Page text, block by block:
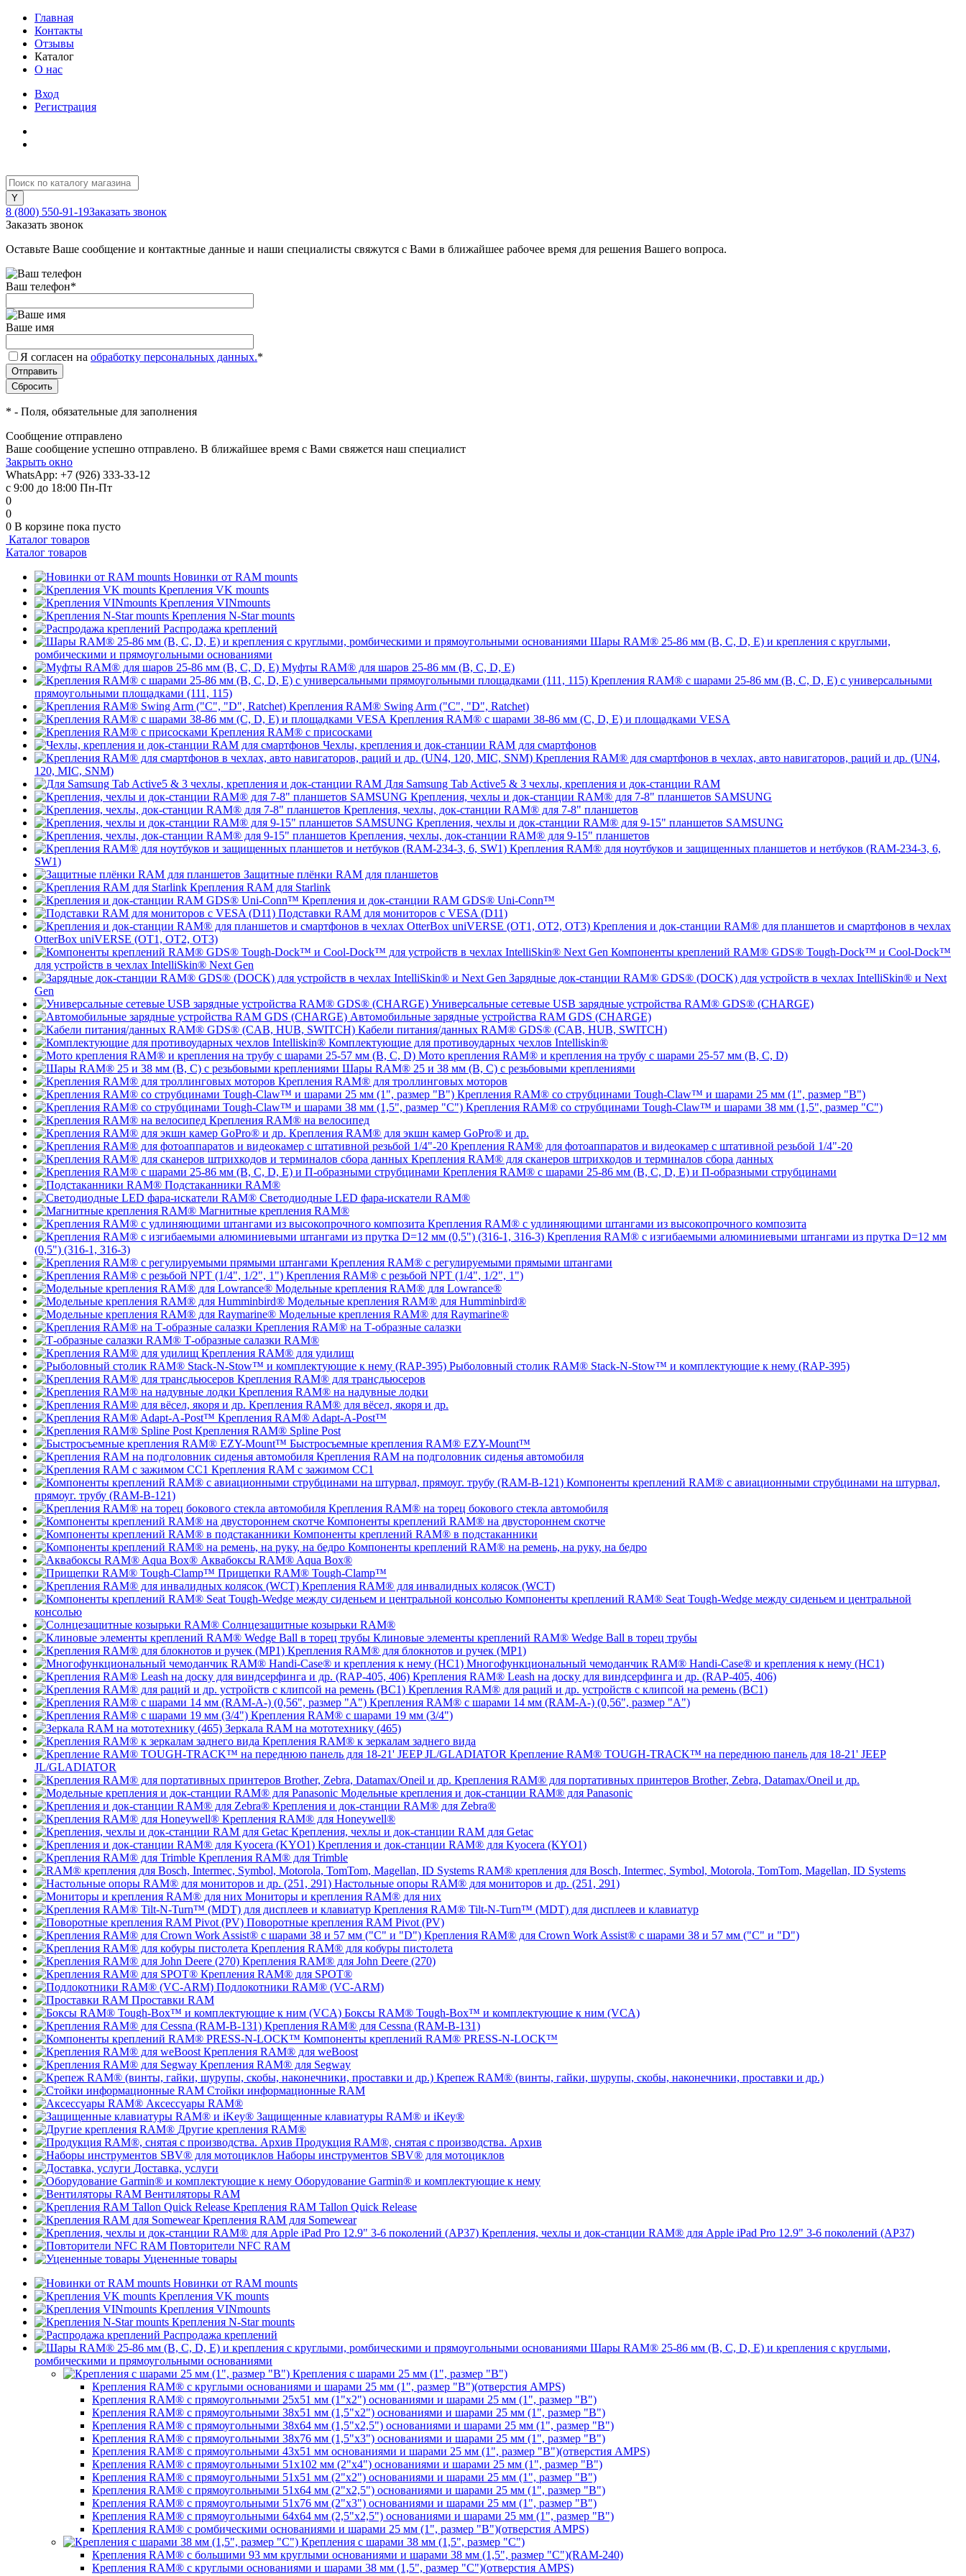
Главная
Контакты
Отзывы
Каталог
О нас
Вход
Регистрация
8 (800) 550-91-19Заказать звонок
Заказать звонок
Оставьте Ваше сообщение и контактные данные и наши специалисты свяжутся с Вами в ближайшее рабочее время для решения Вашего вопроса.
Ваш телефон*
Ваше имя
Я согласен на обработку персональных данных.*
* - Поля, обязательные для заполнения
Сообщение отправлено
Ваше сообщение успешно отправлено. В ближайшее время с Вами свяжется наш специалист
Закрыть окно
WhatsApp: +7 (926) 333-33-12
с 9:00 до 18:00 Пн-Пт
0
0
0 В корзине пока пусто
Каталог товаров
Каталог товаров
Новинки от RAM mounts
Крепления VK mounts
Крепления VINmounts
Крепления N-Star mounts
Распродажа креплений
Шары RAM® 25-86 мм (B, C, D, E) и крепления с круглыми,
ромбическими и прямоугольными основаниями
Муфты RAM® для шаров 25-86 мм (B, C, D, E)
Крепления RAM® с шарами 25-86 мм (B, C, D, E) с универсальными
прямоугольными площадками (111, 115)
Крепления RAM® Swing Arm ("C", "D", Ratchet)
Крепления RAM® с шарами 38-86 мм (C, D, E) и площадками VESA
Крепления RAM® с присосками
Чехлы, крепления и док-станции RAM для смартфонов
Крепления RAM® для смартфонов в чехлах, авто навигаторов, раций и др. (UN4,
120, MIC, SNM)
Для Samsung Tab Active5 & 3 чехлы, крепления и док-станции RAM
Крепления, чехлы и док-станции RAM® для 7-8" планшетов SAMSUNG
Крепления, чехлы, док-станции RAM® для 7-8" планшетов
Крепления, чехлы и док-станции RAM® для 9-15" планшетов SAMSUNG
Крепления, чехлы, док-станции RAM® для 9-15" планшетов
Крепления RAM® для ноутбуков и защищенных планшетов и нетбуков (RAM-234-3, 6,
SW1)
Защитные плёнки RAM для планшетов
Крепления RAM для Starlink
Крепления и док-станции RAM GDS® Uni-Conn™
Подставки RAM для мониторов с VESA (D11)
Крепления и док-станции RAM® для планшетов и смартфонов в чехлах
OtterBox uniVERSE (OT1, OT2, OT3)
Компоненты креплений RAM® GDS® Tough-Dock™ и Cool-Dock™
для устройств в чехлах IntelliSkin® Next Gen
Зарядные док-станции RAM® GDS® (DOCK) для устройств в чехлах IntelliSkin® и Next
Gen
Универсальные сетевые USB зарядные устройства RAM® GDS® (CHARGE)
Автомобильные зарядные устройства RAM GDS (CHARGE)
Кабели питания/данных RAM® GDS® (CAB, HUB, SWITCH)
Комплектующие для противоударных чехлов Intelliskin®
Мото крепления RAM® и крепления на трубу с шарами 25-57 мм (B, C, D)
Шары RAM® 25 и 38 мм (B, C) с резьбовыми креплениями
Крепления RAM® для троллинговых моторов
Крепления RAM® со струбцинами Tough-Claw™ и шарами 25 мм (1", размер "B")
Крепления RAM® со струбцинами Tough-Claw™ и шарами 38 мм (1,5", размер "C")
Крепления RAM® на велосипед
Крепления RAM® для экшн камер GoPro® и др.
Крепления RAM® для фотоаппаратов и видеокамер с штативной резьбой 1/4"-20
Крепления RAM® для сканеров штрихкодов и терминалов сбора данных
Крепления RAM® с шарами 25-86 мм (B, C, D, E) и П-образными струбцинами
Подстаканники RAM®
Светодиодные LED фара-искатели RAM®
Магнитные крепления RAM®
Крепления RAM® с удлиняющими штангами из высокопрочного композита
Крепления RAM® с изгибаемыми алюминиевыми штангами из прутка D=12 мм
(0,5") (316-1, 316-3)
Крепления RAM® c регулируемыми прямыми штангами
Крепления RAM® с резьбой NPT (1/4", 1/2", 1")
Модельные крепления RAM® для Lowrance®
Модельные крепления RAM® для Humminbird®
Модельные крепления RAM® для Raymarine®
Крепления RAM® на Т-образные салазки
Т-образные салазки RAM®
Крепления RAM® для удилищ
Рыболовный столик RAM® Stack-N-Stow™ и комплектующие к нему (RAP-395)
Крепления RAM® для трансдьюсеров
Крепления RAM® на надувные лодки
Крепления RAM® для вёсел, якоря и др.
Крепления RAM® Adapt-A-Post™
Крепления RAM® Spline Post
Быстросъемные крепления RAM® EZY-Mount™
Крепления RAM на подголовник сиденья автомобиля
Крепления RAM с зажимом СС1
Компоненты креплений RAM® с авиационными струбцинами на штурвал,
прямоуг. трубу (RAM-B-121)
Крепления RAM® на торец бокового стекла автомобиля
Компоненты креплений RAM® на двустороннем скотче
Компоненты креплений RAM® в подстаканники
Компоненты креплений RAM® на ремень, на руку, на бедро
Аквабоксы RAM® Aqua Box®
Прищепки RAM® Tough-Clamp™
Крепления RAM® для инвалидных колясок (WCT)
Компоненты креплений RAM® Seat Tough-Wedge между сиденьем и центральной
консолью
Солнцезащитные козырьки RAM®
Клиновые элементы креплений RAM® Wedge Ball в торец трубы
Крепления RAM® для блокнотов и ручек (MP1)
Многофункциональный чемоданчик RAM® Handi-Case® и крепления к нему (HC1)
Крепления RAM® Leash на доску для виндсерфинга и др. (RAP-405, 406)
Крепления RAM® для раций и др. устройств с клипсой на ремень (BC1)
Крепления RAM® с шарами 14 мм (RAM-A-) (0,56", размер "A")
Крепления RAM® с шарами 19 мм (3/4")
Зеркала RAM на мототехнику (465)
Крепления RAM® к зеркалам заднего вида
Крепление RAM® TOUGH-TRACK™ на переднюю панель для 18-21' JEEP
JL/GLADIATOR
Крепления RAM® для портативных принтеров Brother, Zebra, Datamax/Oneil и др.
Модельные крепления и док-станции RAM® для Panasonic
Крепления и док-станции RAM® для Zebra®
Крепления RAM® для Honeywell®
Крепления, чехлы и док-станции RAM для Getac
Крепления и док-станции RAM® для Kyocera (KYO1)
Крепления RAM® для Trimble
RAM® крепления для Bosch, Intermec, Symbol, Motorola, TomTom, Magellan, ID Systems
Настольные опоры RAM® для мониторов и др. (251, 291)
Мониторы и крепления RAM® для них
Крепления RAM® Tilt-N-Turn™ (MDT) для дисплеев и клавиатур
Поворотные крепления RAM Pivot (PV)
Крепления RAM® для Crown Work Assist® с шарами 38 и 57 мм ("C" и "D")
Крепления RAM® для кобуры пистолета
Крепления RAM® для John Deere (270)
Крепления RAM® для SPOT®
Подлокотники RAM® (VC-ARM)
Проставки RAM
Боксы RAM® Tough-Box™ и комплектующие к ним (VCA)
Крепления RAM® для Cessna (RAM-B-131)
Компоненты креплений RAM® PRESS-N-LOCK™
Крепления RAM® для weBoost
Крепления RAM® для Segway
Крепеж RAM® (винты, гайки, шурупы, скобы, наконечники, проставки и др.)
Стойки информационные RAM
Аксессуары RAM®
Защищенные клавиатуры RAM® и iKey®
Другие крепления RAM®
Продукция RAM®, снятая с производства. Архив
Наборы инструментов SBV® для мотоциклов
Доставка, услуги
Оборудование Garmin® и комплектующие к нему
Вентиляторы RAM
Крепления RAM Tallon Quick Release
Крепления RAM для Somewear
Крепления, чехлы и док-станции RAM® для Apple iPad Pro 12.9" 3-6 поколений (AP37)
Повторители NFC RAM
Уцененные товары
Новинки от RAM mounts
Крепления VK mounts
Крепления VINmounts
Крепления N-Star mounts
Распродажа креплений
Шары RAM® 25-86 мм (B, C, D, E) и крепления с круглыми,
ромбическими и прямоугольными основаниями
Крепления с шарами 25 мм (1", размер "B")
Крепления RAM® с круглыми основаниями и шарами 25 мм (1", размер "B")(отверстия AMPS)
Крепления RAM® с прямоугольными 25х51 мм (1"х2") основаниями и шарами 25 мм (1", размер "B")
Крепления RAM® с прямоугольными 38х51 мм (1,5"х2") основаниями и шарами 25 мм (1", размер "B")
Крепления RAM® с прямоугольными 38х64 мм (1,5"х2,5") основаниями и шарами 25 мм (1", размер "B")
Крепления RAM® с прямоугольными 38х76 мм (1,5"х3") основаниями и шарами 25 мм (1", размер "B")
Крепления RAM® с прямоугольными 43x51 мм основаниями и шарами 25 мм (1", размер "B")(отверстия AMPS)
Крепления RAM® с прямоугольными 51х102 мм (2"х4") основаниями и шарами 25 мм (1", размер "B")
Крепления RAM® с прямоугольными 51х51 мм (2"х2") основаниями и шарами 25 мм (1", размер "B")
Крепления RAM® с прямоугольными 51х64 мм (2"х2,5") основаниями и шарами 25 мм (1", размер "B")
Крепления RAM® с прямоугольными 51х76 мм (2"х3") основаниями и шарами 25 мм (1", размер "B")
Крепления RAM® с прямоугольными 64х64 мм (2,5"х2,5") основаниями и шарами 25 мм (1", размер "B")
Крепления RAM® с ромбическими основаниями и шарами 25 мм (1", размер "B")(отверстия AMPS)
Крепления с шарами 38 мм (1,5", размер "C")
Крепления RAM® с большими 93 мм круглыми основаниями и шарами 38 мм (1,5", размер "C")(RAM-240)
Крепления RAM® с круглыми основаниями и шарами 38 мм (1,5", размер "C")(отверстия AMPS)